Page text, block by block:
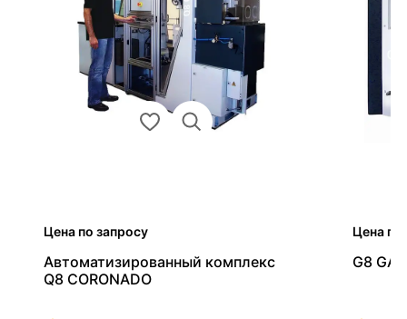
Цена по запросу
Автоматизированный комплекс
Q8 CORONADO
Цена по
G8